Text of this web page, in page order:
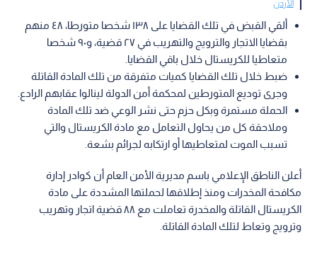
الأردن
ألقي القبض في تلك القضايا على ١٣٨ شخصا متورطا، ٤٨ منهم
بقضايا الاتجار والترويج والتهريب في ٢٧ قضية، و٩٠ شخصا
متعاطيا للكريستال خلال باقي القضايا.
ضبط خلال تلك القضايا كميات متفرقة من تلك المادة القاتلة
وجرى توديع المتورطين لمحكمة أمن الدولة لينالوا عقابهم الرادع.
الحملة مستمرة وبكل حزم حتى نشر الوعي ضد تلك المادة
وملاحقة كل من يحاول التعامل مع مادة الكريستال والتي
تسبب الموت لمتعاطيها أو ارتكابه لجرائم بشعة.
أعلن الناطق الإعلامي باسم مديرية الأمن العام أن كوادر إدارة
مكافحة المخدرات ومنذ إطلاقها لحملتها المشددة على مادة
الكريستال القاتلة والمخدرة تعاملت مع ٨٨ قضية اتجار وتهريب
وترويج وتعاط لتلك المادة القاتلة.